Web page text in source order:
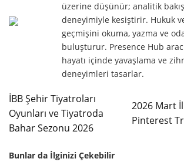
üzerine düşünür; analitik
deneyimiyle kesiştirir. Hukuk
geçmişini okuma, yazma ve
buluşturur. Presence Hub
hayatı içinde yavaşlama ve
deneyimleri tasarlar.
İBB Şehir Tiyatroları
Oyunları ve Tiyatroda
Bahar Sezonu 2026
2026 Mart
Pinterest
Bunlar da İlginizi Çekebilir